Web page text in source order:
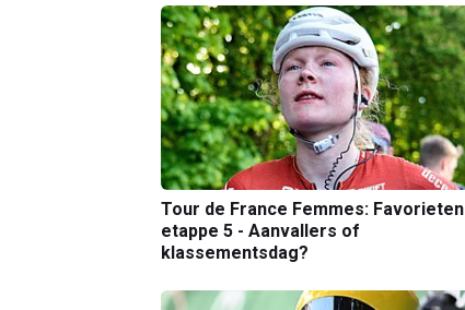
Tour de France Femmes: Favorieten
etappe 5 - Aanvallers of
klassementsdag?